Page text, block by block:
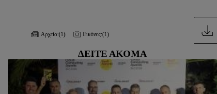
Αρχεία:(1) Εικόνες:(1)
ΔΕΊΤΕ ΑΚΌΜΑ